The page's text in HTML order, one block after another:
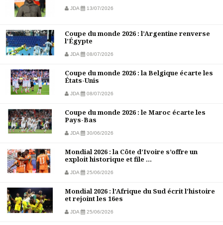
JDA 13/07/2026
Coupe du monde 2026 : l’Argentine renverse
l’Égypte
JDA 08/07/2026
Coupe du monde 2026 : la Belgique écarte les
États-Unis
JDA 08/07/2026
Coupe du monde 2026 : le Maroc écarte les
Pays-Bas
JDA 30/06/2026
Mondial 2026 : la Côte d’Ivoire s’offre un
exploit historique et file ...
JDA 25/06/2026
Mondial 2026 : l’Afrique du Sud écrit l’histoire
et rejoint les 16es
JDA 25/06/2026